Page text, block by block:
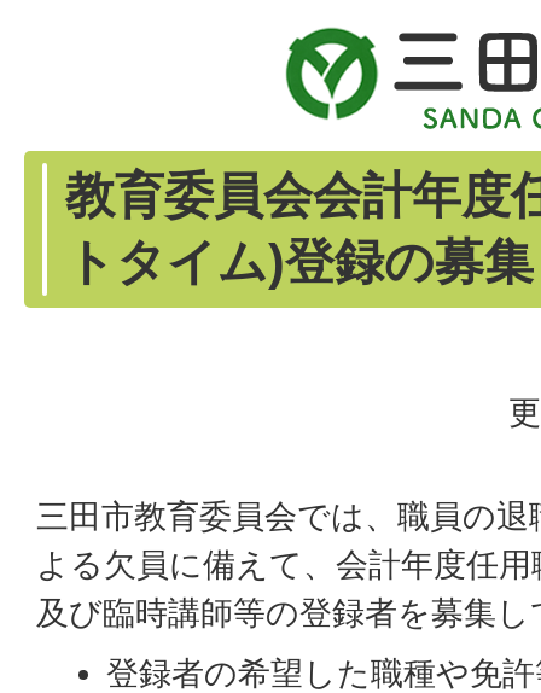
教育委員会会計年度
トタイム)登録の募集
三田市教育委員会では、職員の
よる欠員に備えて、会計年度任
及び臨時講師等の登録者を募集
登録者の希望した職種や免